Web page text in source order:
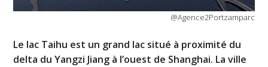
@Agence2Portzamparc
Le lac Taihu est un grand lac situé à proximité du
delta du Yangzi Jiang à l’ouest de Shanghai. La ville